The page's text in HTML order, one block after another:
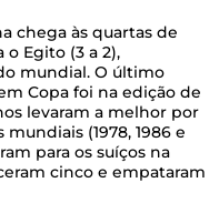
chega às quartas de
Egito (3 a 2),
mundial. O último
Copa foi na edição de
levaram a melhor por
(1978, 1986 e
para os suíços na
cinco e empataram